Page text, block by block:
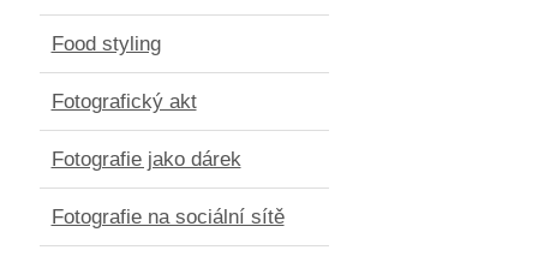
Food styling
Fotografický akt
Fotografie jako dárek
Fotografie na sociální sítě